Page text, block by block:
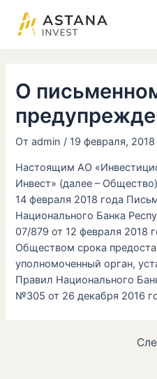
содержимому
О
Отadmin / 19 февраля, 2018
Настоящим АО
Инвест» (далее –
14 февраля 2018 года
Национального Банка
07/879 от 12 февраля 2018
Обществом срока
уполномоченный орган,
Правил Национального
№305 от 26 декабря 2016
по
записям